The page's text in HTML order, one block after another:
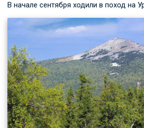
В начале сентября ходили в поход на